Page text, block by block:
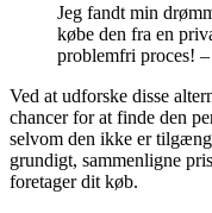
Jeg fandt min
købe den fra en
problemfri proces!
Ved at udforske disse
chancer for at finde den
selvom den ikke er
grundigt, sammenligne
foretager dit køb.